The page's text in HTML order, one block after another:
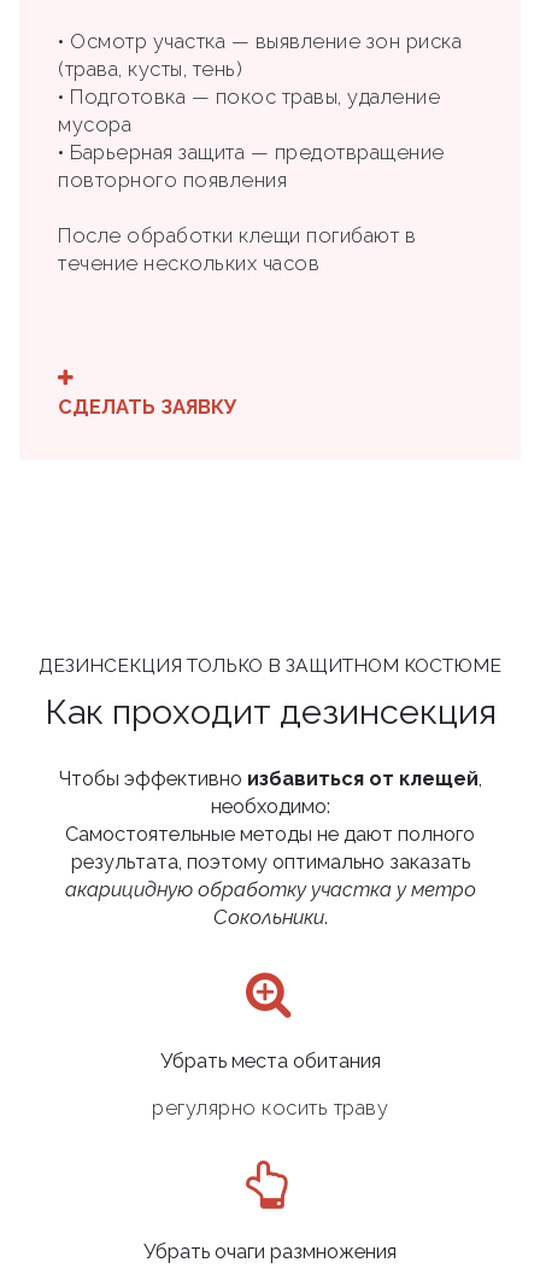
• Осмотр участка — выявление зон риска
(трава, кусты, тень)
• Подготовка — покос травы, удаление
мусора
• Барьерная защита — предотвращение
повторного появления
После обработки клещи погибают в
течение нескольких часов
СДЕЛАТЬ ЗАЯВКУ
ДЕЗИНСЕКЦИЯ ТОЛЬКО В ЗАЩИТНОМ КОСТЮМЕ
Как проходит дезинсекция
Чтобы эффективно избавиться от клещей,
необходимо:
Самостоятельные методы не дают полного
результата, поэтому оптимально заказать
акарицидную обработку участка у метро
Сокольники.
Убрать места обитания
регулярно косить траву
Убрать очаги размножения